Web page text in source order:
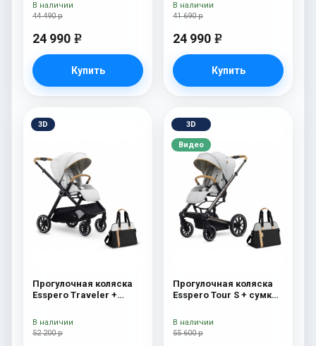
44 490 р
24 990 e
Купить
В наличии
41 690 р
24 990 e
Купить
В наличии
3D
Прогулочная коляска
Esspero Traveler +
52 200 р
В наличии
3D
Видео
Прогулочная коляска
Esspero Tour S + сумка
55 600 р
В наличии